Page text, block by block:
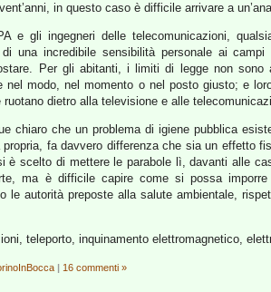
in questo caso è difficile arrivare a
e gli ingegneri delle telecomunicazioni,
una incredibile sensibilità personale ai
Per gli abitanti, i limiti di legge non sono
nel modo, nel momento o nel posto giusto; e
dietro alla televisione e alle
chiaro che un problema di igiene pubblica
fa davvero differenza che sia un effetto
è scelto di mettere le parabole lì, davanti alle
ma è difficile capire come si possa
le autorità preposte alla salute ambientale,
teleporto, inquinamento elettromagnetico,
| 16 commenti »